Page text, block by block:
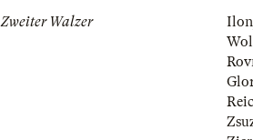
Zweiter Walzer